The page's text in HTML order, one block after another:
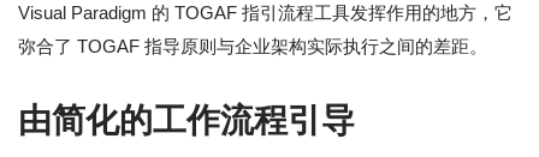
Visual Paradigm 的 TOGAF 指引流程工具发挥作用的地方，它
弥合了 TOGAF 指导原则与企业架构实际执行之间的差距。
由简化的工作流程引导